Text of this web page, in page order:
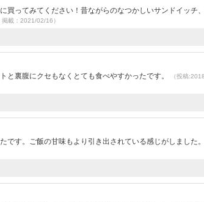
買ってみてください！昔ながらのなつかしいサンドイッチ
載：2021/02/16）
と裏腹にクセもなくとても食べやすかったです。
（投稿
です。ご飯の甘味もより引き出されている感じがしました。